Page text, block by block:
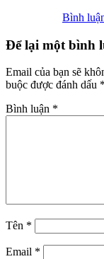
Bình
Để lại một bình
Email của bạn sẽ
buộc được đánh dấu *
Bình luận *
Tên *
Email *